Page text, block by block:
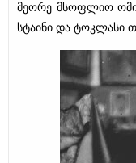
მეორე მსოფლიო
სტაინი და ტოკლასი